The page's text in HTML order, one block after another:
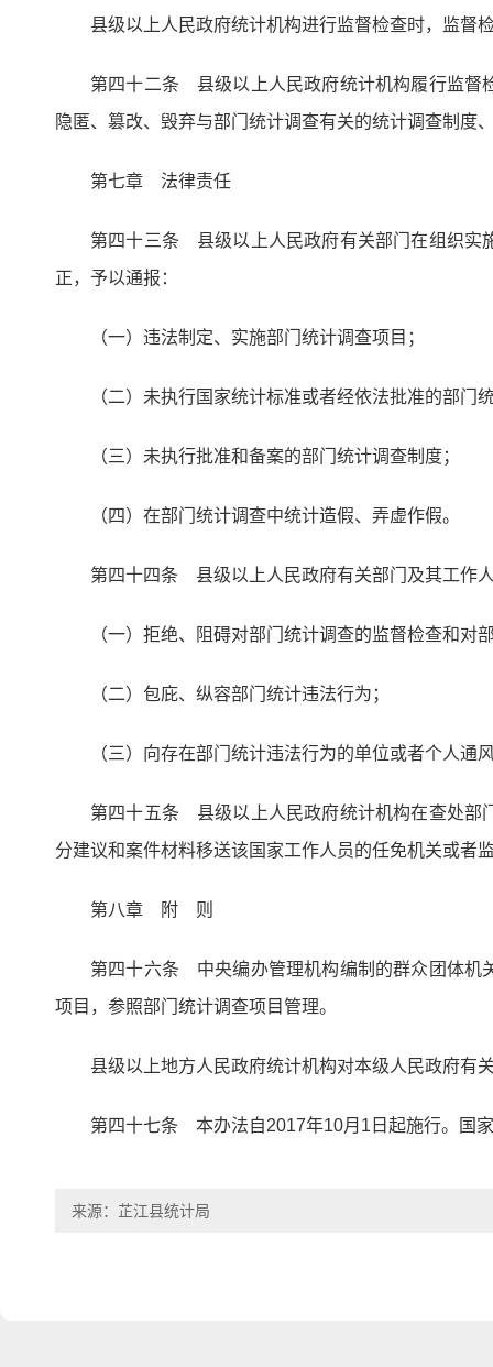
县级以上人民政府统计机构进行监督检查时，监
第四十二条 县级以上人民政府统计机构履行监督
隐匿、篡改、毁弃与部门统计调查有关的统计调查制
第七章 法律责任
第四十三条 县级以上人民政府有关部门在组织实
正，予以通报：
（一）违法制定、实施部门统计调查项目；
（二）未执行国家统计标准或者经依法批准的部门
（三）未执行批准和备案的部门统计调查制度；
（四）在部门统计调查中统计造假、弄虚作假。
第四十四条 县级以上人民政府有关部门及其工作
（一）拒绝、阻碍对部门统计调查的监督检查和
（二）包庇、纵容部门统计违法行为；
（三）向存在部门统计违法行为的单位或者个人
第四十五条 县级以上人民政府统计机构在查处部
分建议和案件材料移送该国家工作人员的任免机关或者
第八章 附 则
第四十六条 中央编办管理机构编制的群众团体机
项目，参照部门统计调查项目管理。
县级以上地方人民政府统计机构对本级人民政府
第四十七条 本办法自2017年10月1日起施行。国
来源：芷江县统计局